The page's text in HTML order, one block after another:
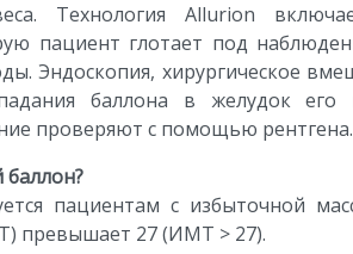
Технология Allurion
пациент глотает под
Эндоскопия, хирургическое
баллона в желудок его
проверяют с помощью рентгена.
баллон?
пациентам с избыточной
превышает 27 (ИМТ > 27).